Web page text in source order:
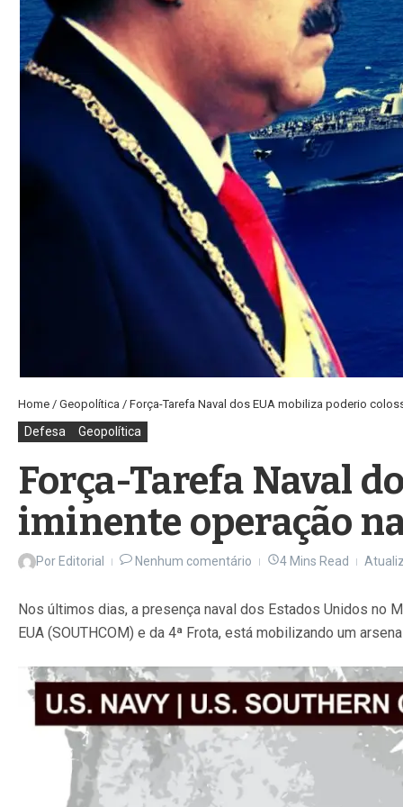
Home / Geopolítica / Força-Tarefa Naval dos EUA mobiliza poderio
Defesa Geopolítica
Força-Tarefa Naval
iminente operação
Por Editorial Nenhum comentário 4 Mins Read
Nos últimos dias, a presença naval dos Estados Unidos no
EUA (SOUTHCOM) e da 4ª Frota, está mobilizando um